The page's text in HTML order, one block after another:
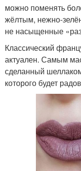
можно поменять
жёлтым, нежно-
не насыщенные
Классический
актуален. Самым
сделанный
которого будет